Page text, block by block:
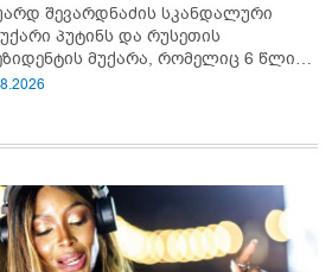
შევარდნაძის სკანდალური
პუტინს და რუსეთის
მუქარა, რომელიც 6 წლის
აასრულა